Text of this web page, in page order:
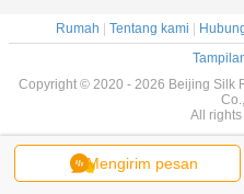
Mengirim pesan
Rumah Tentang kami
Copyright © 2020 - 2026 Beijing Silk
All